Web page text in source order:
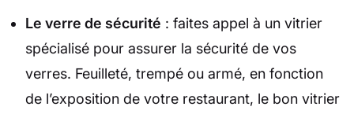
Le verre de sécurité : faites appel à un vitrier
spécialisé pour assurer la sécurité de vos
verres. Feuilleté, trempé ou armé, en fonction
de l’exposition de votre restaurant, le bon vitrier